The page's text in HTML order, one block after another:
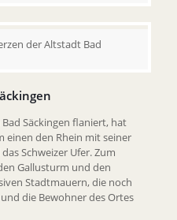
der Altstadt Bad
Säckingen flaniert, hat
einen den Rhein mit seiner
Schweizer Ufer. Zum
Gallusturm und den
Stadtmauern, die noch
die Bewohner des Ortes